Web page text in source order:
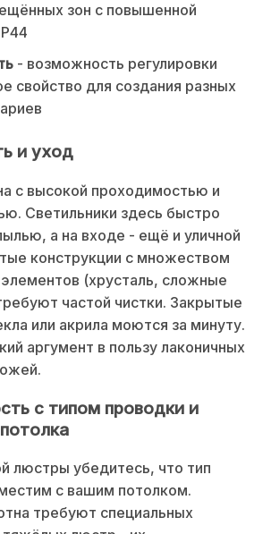
зон с повышенной
- возможность регулировки
свойство для создания разных
и уход
с высокой проходимостью и
Светильники здесь быстро
а на входе - ещё и уличной
конструкции с множеством
(хрусталь, сложные
частой чистки. Закрытые
или акрила моются за минуту.
аргумент в пользу лаконичных
с типом проводки и
люстры убедитесь, что тип
с вашим потолком.
требуют специальных